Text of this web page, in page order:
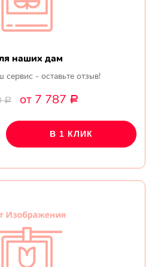
наших дам
сервис - оставьте отзыв!
Р от 7 787 Р
В 1 КЛИК